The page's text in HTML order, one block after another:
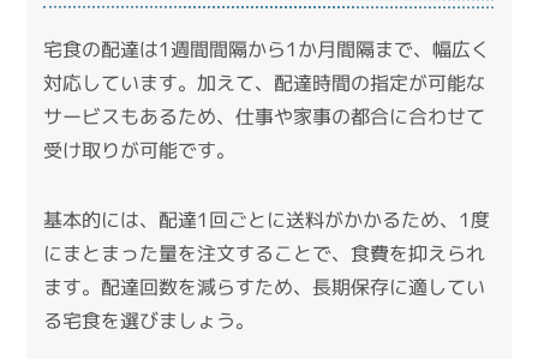
宅食の配達は1週間間隔から1か月間隔まで、幅広く
対応しています。加えて、配達時間の指定が可能な
サービスもあるため、仕事や家事の都合に合わせて
受け取りが可能です。
基本的には、配達1回ごとに送料がかかるため、1度
にまとまった量を注文することで、食費を抑えられ
ます。 配達回数を減らすため、長期保存に適してい
る宅食を選びましょう。